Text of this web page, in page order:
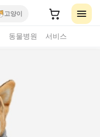
고양이
동물병원 서비스